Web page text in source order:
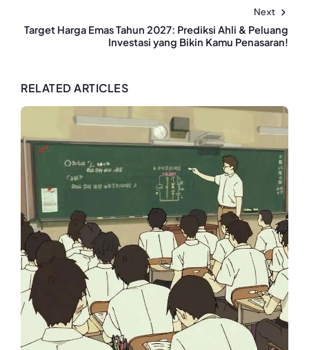
Next
Target Harga Emas Tahun 2027: Prediksi Ahli & Peluang
Investasi yang Bikin Kamu Penasaran!
RELATED ARTICLES